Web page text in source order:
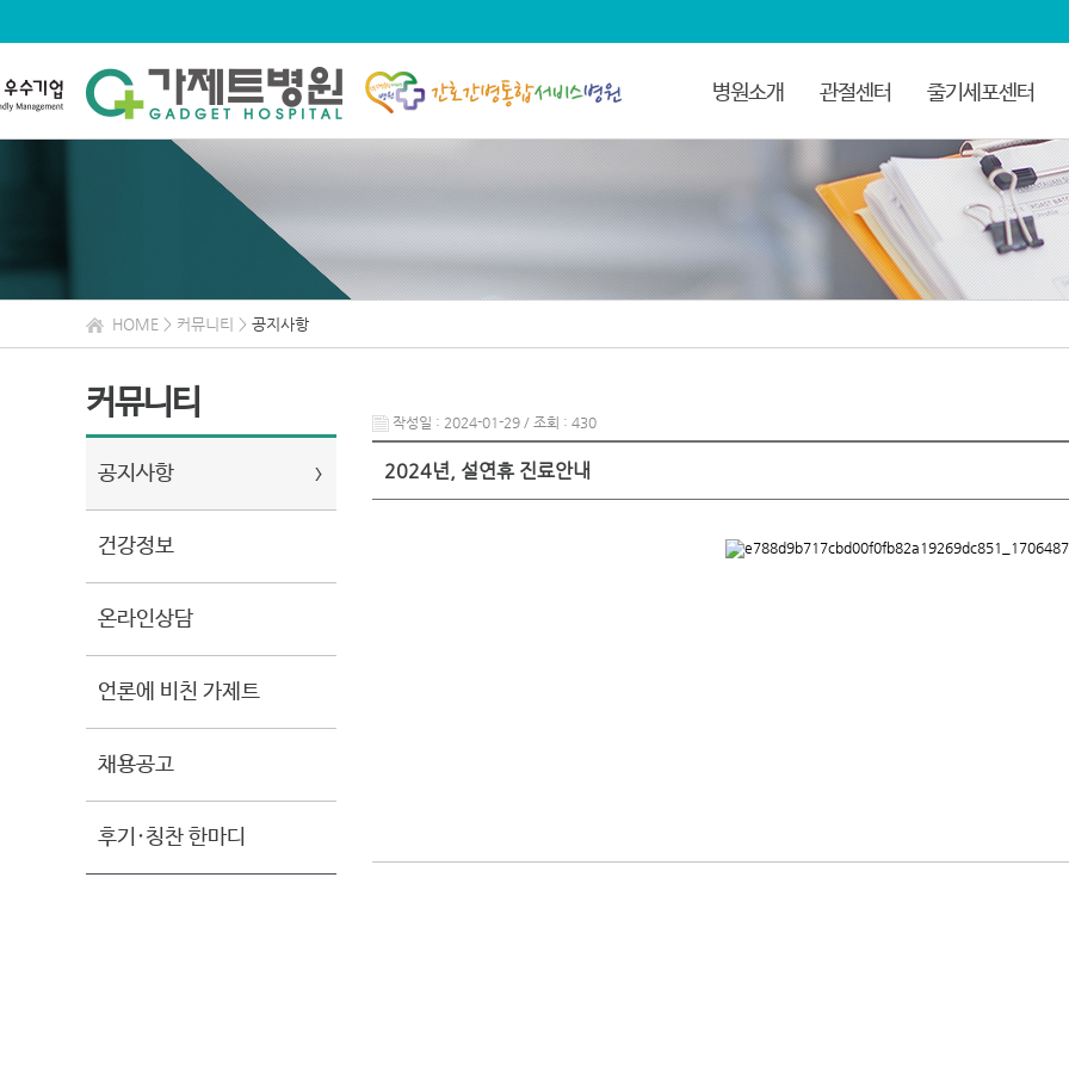
병원소개 관절센터 줄기세포센터
HOME > 커뮤니티 > 공지사항
커뮤니티
공지사항
건강정보
온라인상담
언론에 비친 가제트
채용공고
후기·칭찬 한마디
작성일 : 2024-01-29 / 조회 : 430
2024년, 설연휴 진료안내